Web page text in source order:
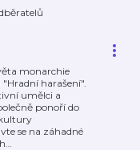
monarchie
harašení".
umělci a
ponoří do
se na záhadné
…